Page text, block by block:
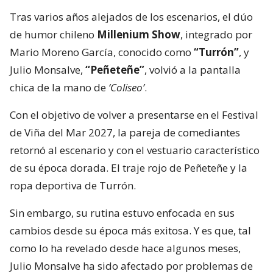
Tras varios años alejados de los escenarios, el dúo
de humor chileno Millenium Show, integrado por
Mario Moreno García, conocido como “Turrón”, y
Julio Monsalve, “Peñeteñe”, volvió a la pantalla
chica de la mano de ‘Coliseo’.
Con el objetivo de volver a presentarse en el Festival
de Viña del Mar 2027, la pareja de comediantes
retornó al escenario y con el vestuario característico
de su época dorada. El traje rojo de Peñeteñe y la
ropa deportiva de Turrón.
Sin embargo, su rutina estuvo enfocada en sus
cambios desde su época más exitosa. Y es que, tal
como lo ha revelado desde hace algunos meses,
Julio Monsalve ha sido afectado por problemas de